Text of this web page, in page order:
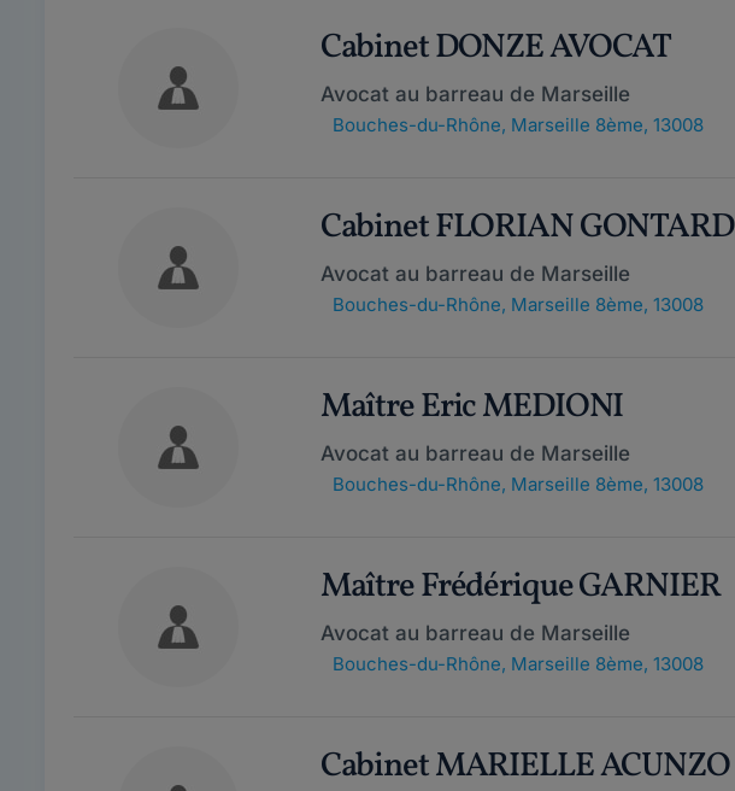
Cabinet DONZE AVOCAT
Avocat au barreau de Marseille
Bouches-du-Rhône, Marseille 8ème, 13008
Cabinet FLORIAN GONTARD
Avocat au barreau de Marseille
Bouches-du-Rhône, Marseille 8ème, 13008
Maître Eric MEDIONI
Avocat au barreau de Marseille
Bouches-du-Rhône, Marseille 8ème, 13008
Maître Frédérique GARNIER
Avocat au barreau de Marseille
Bouches-du-Rhône, Marseille 8ème, 13008
Cabinet MARIELLE ACUNZO